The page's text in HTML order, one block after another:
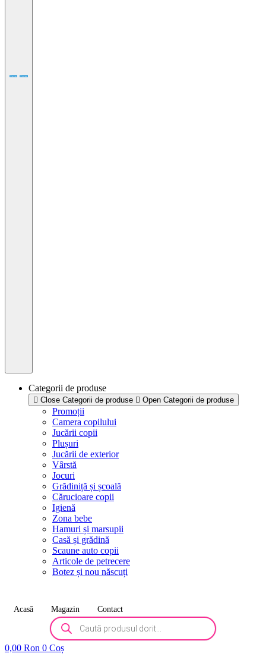
Categorii de produse
Close Categorii de produse Open Categorii de produse
Promoții
Camera copilului
Jucării copii
Plușuri
Jucării de exterior
Vârstă
Jocuri
Grădiniță și școală
Cărucioare copii
Igienă
Zona bebe
Hamuri și marsupii
Casă și grădină
Scaune auto copii
Articole de petrecere
Botez și nou născuți
Acasă Magazin Contact
Products
search
0,00 Ron 0 Coș